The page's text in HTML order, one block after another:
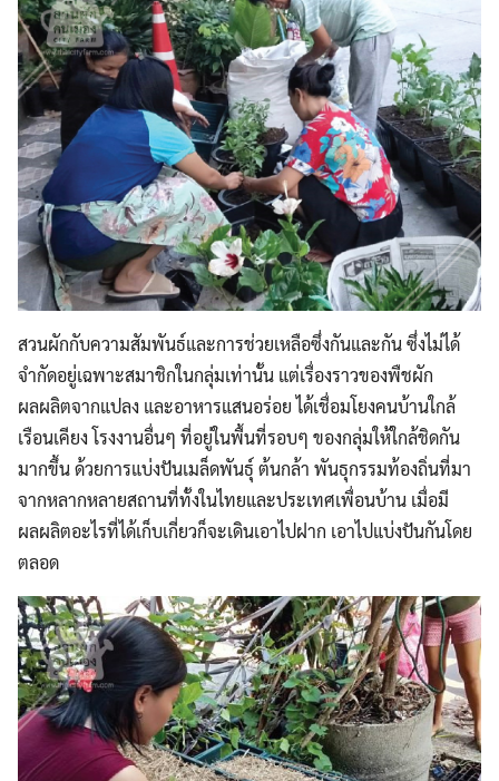
สวนผักกับความสัมพันธ์และการช่วยเหลือซึ่งกันและกัน ซึ่งไม่ได้
จำกัดอยู่เฉพาะสมาชิกในกลุ่มเท่านั้น แต่เรื่องราวของพืชผัก
ผลผลิตจากแปลง และอาหารแสนอร่อย ได้เชื่อมโยงคนบ้านใกล้
เรือนเคียง โรงงานอื่นๆ ที่อยู่ในพื้นที่รอบๆ ของกลุ่มให้ใกล้ชิดกัน
มากขึ้น ด้วยการแบ่งปันเมล็ดพันธุ์ ต้นกล้า พันธุกรรมท้องถิ่นที่มา
จากหลากหลายสถานที่ทั้งในไทยและประเทศเพื่อนบ้าน เมื่อมี
ผลผลิตอะไรที่ได้เก็บเกี่ยวก็จะเดินเอาไปฝาก เอาไปแบ่งปันกันโดย
ตลอด